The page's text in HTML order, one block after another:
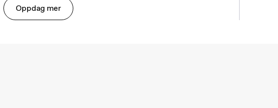
Oppdag mer